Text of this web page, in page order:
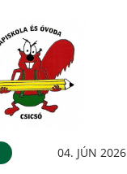
04. JÚN 2026